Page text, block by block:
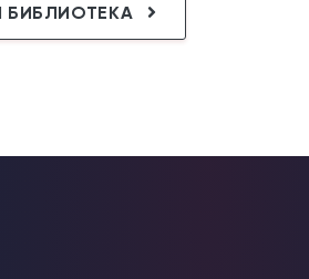
БИБЛИОТЕКА